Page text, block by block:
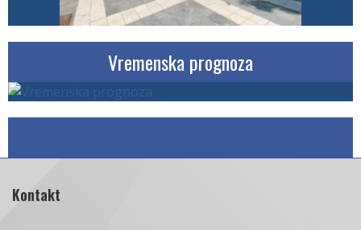
Vremenska prognoza
Kontakt